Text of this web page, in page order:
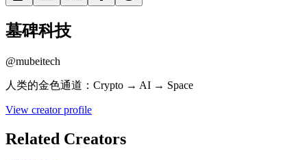
墓碑科技
@mubeitech
人类的金色通道：Crypto → AI → Space
View creator profile
Related Creators